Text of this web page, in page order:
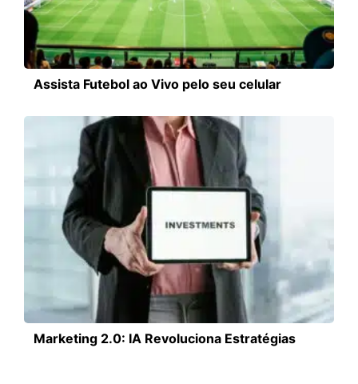
Assista Futebol ao Vivo pelo seu celular
Marketing 2.0: IA Revoluciona Estratégias